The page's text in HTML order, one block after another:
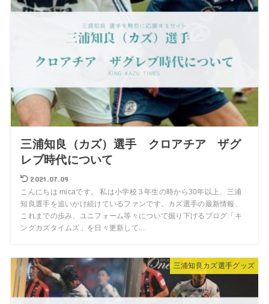
三浦知良（カズ）選手 クロアチア ザグ
レブ時代について
2021.07.09
こんにちは micaです。 私は小学校３年生の時から30年以上、三浦
知良選手を追いかけ続けているファンです。カズ選手の最新情報、
これまでの歩み、ユニフォーム等々について掘り下げるブログ「キ
ングカズタイムズ」を日々更新して...
三浦知良カズ選手グッズ